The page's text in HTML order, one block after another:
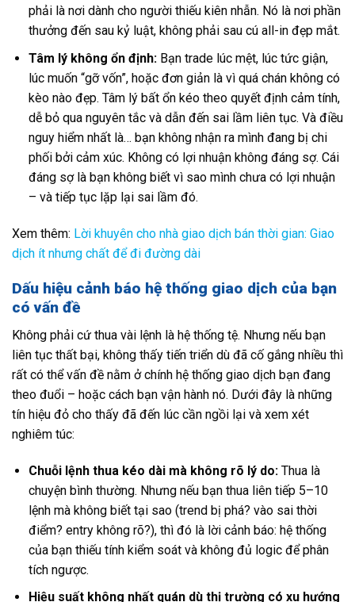
phải là nơi dành cho người thiếu kiên nhẫn. Nó là nơi phần
thưởng đến sau kỷ luật, không phải sau cú all-in đẹp mắt.
Tâm lý không ổn định:Bạn trade lúc mệt, lúc tức giận,
lúc muốn “gỡ vốn”, hoặc đơn giản là vì quá chán không có
kèo nào đẹp. Tâm lý bất ổn kéo theo quyết định cảm tính,
dễ bỏ qua nguyên tắc và dẫn đến sai lầm liên tục. Và điều
nguy hiểm nhất là… bạn không nhận ra mình đang bị chi
phối bởi cảm xúc. Không có lợi nhuận không đáng sợ. Cái
đáng sợ là bạn không biết vì sao mình chưa có lợi nhuận
– và tiếp tục lặp lại sai lầm đó.
Xem thêm: Lời khuyên cho nhà giao dịch bán thời gian: Giao
dịch ít nhưng chất để đi đường dài
Dấu hiệu cảnh báo hệ thống giao dịch của bạn
có vấn đề
Không phải cứ thua vài lệnh là hệ thống tệ. Nhưng nếu bạn
liên tục thất bại, không thấy tiến triển dù đã cố gắng nhiều thì
rất có thể vấn đề nằm ở chính hệ thống giao dịch bạn đang
theo đuổi – hoặc cách bạn vận hành nó. Dưới đây là những
tín hiệu đỏ cho thấy đã đến lúc cần ngồi lại và xem xét
nghiêm túc:
Chuỗi lệnh thua kéo dài mà không rõ lý do:Thua là
chuyện bình thường. Nhưng nếu bạn thua liên tiếp 5–10
lệnh mà không biết tại sao (trend bị phá? vào sai thời
điểm? entry không rõ?), thì đó là lời cảnh báo: hệ thống
của bạn thiếu tính kiểm soát và không đủ logic để phân
tích ngược.
Hiệu suất không nhất quán dù thị trường có xu hướng